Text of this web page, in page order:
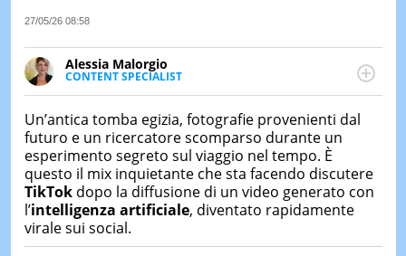
27/05/26 08:58
Alessia Malorgio
CONTENT SPECIALIST
Ha conseguito un Master in Marketing Management
occupa della creazione di contenuti in ottica SEO e
dello sviluppo di strategie marketing attraverso
canali digitali.
Un’antica tomba egizia, fotografie provenienti dal
futuro e un ricercatore scomparso durante un
esperimento segreto sul viaggio nel tempo. È
questo il mix inquietante che sta facendo discutere
TikTokdopo la diffusione di un video generato con
l’intelligenza artificiale, diventato rapidamente
virale sui social.